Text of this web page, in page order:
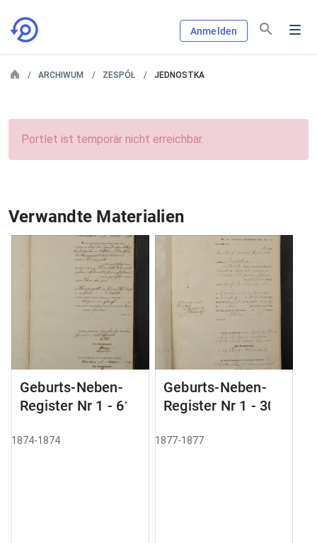
Anmelden
ARCHIWUM ZESPÓŁ JEDNOSTKA
Portlet ist temporär nicht erreichbar.
Verwandte Materialien
Geburts-Neben-
Register Nr 1 - 61
1874-1874
Geburts-Neben-
Register Nr 1 - 305
1877-1877